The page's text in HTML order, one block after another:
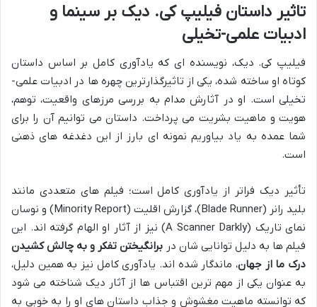
تاثیر داستان فیلیپ کی. دیک بر سینما و
ادبیات علمی-تخیلی
فیلیپ کی. دیک، نویسنده ای که یادآوری کامل بر اساس داستان
کوتاه او ساخته شده، یکی از تاثیرگذارترین چهره ها در ادبیات علمی-
تخیلی است. او در آثارش مدام به بررسی مرزهای واقعیت، توهم،
هویت و ماهیت بشریت می پرداخت. داستان می توانیم آن را برای
شما عمده به یاد بیاوریم نمونه ای بارز از این دغدغه های ذهنی
است.
تأثیر دیک فراتر از یادآوری کامل است؛ فیلم های متعددی مانند
بلید رانر (Blade Runner)، گزارش اقلیت (Minority Report) و نوسان
نمای تاریک (A Scanner Darkly) نیز از آثار او الهام گرفته اند. این
فیلم ها به دلیل توانایی شان در برانگیختن تفکر و به چالش کشیدن
درک ما از جهان، ماندگار شده اند. یادآوری کامل نیز به همین دلیل،
به عنوان یکی از مهم ترین اقتباس ها از آثار دیک شناخته می شود
که توانسته ماهیت مغشوش و جذاب داستان های او را به خوبی به